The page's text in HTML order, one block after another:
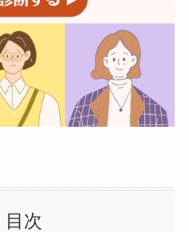
目次